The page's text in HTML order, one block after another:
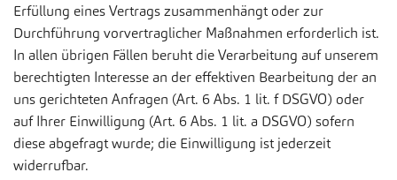
Erfüllung eines Vertrags zusammenhängt oder zur
Durchführung vorvertraglicher Maßnahmen erforderlich ist.
In allen übrigen Fällen beruht die Verarbeitung auf unserem
berechtigten Interesse an der effektiven Bearbeitung der an
uns gerichteten Anfragen (Art. 6 Abs. 1 lit. f DSGVO) oder
auf Ihrer Einwilligung (Art. 6 Abs. 1 lit. a DSGVO) sofern
diese abgefragt wurde; die Einwilligung ist jederzeit
widerrufbar.